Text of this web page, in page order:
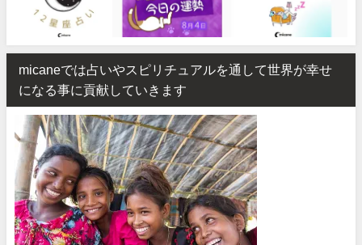
micaneでは占いやスピリチュアルを通して世界が幸せ
になる事に貢献していきます